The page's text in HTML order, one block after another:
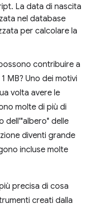
La data di nascita
nel database
per calcolare la
contribuire a
MB? Uno dei motivi
volta avere le
molte di più di
dell'"albero" delle
diventi grande
incluse molte
precisa di cosa
creati dalla